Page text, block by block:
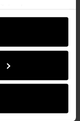
treści,
informujące o
o tym,
i
te informacje z
wyrażasz zgodę